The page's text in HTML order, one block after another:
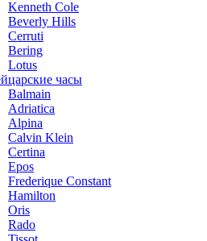
Kenneth Cole
Beverly Hills
Cerruti
Bering
Lotus
часы
Balmain
Adriatica
Alpina
Calvin Klein
Certina
Epos
Frederique Constant
Hamilton
Oris
Rado